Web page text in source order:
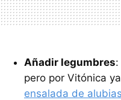
Añadir legumbres
pero por Vitónica
ensalada de alubias